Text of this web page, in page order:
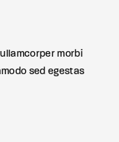
morbi
sed egestas